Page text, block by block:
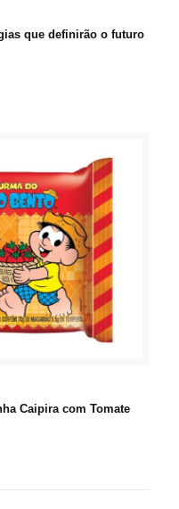
que definirão o futuro
Caipira com Tomate